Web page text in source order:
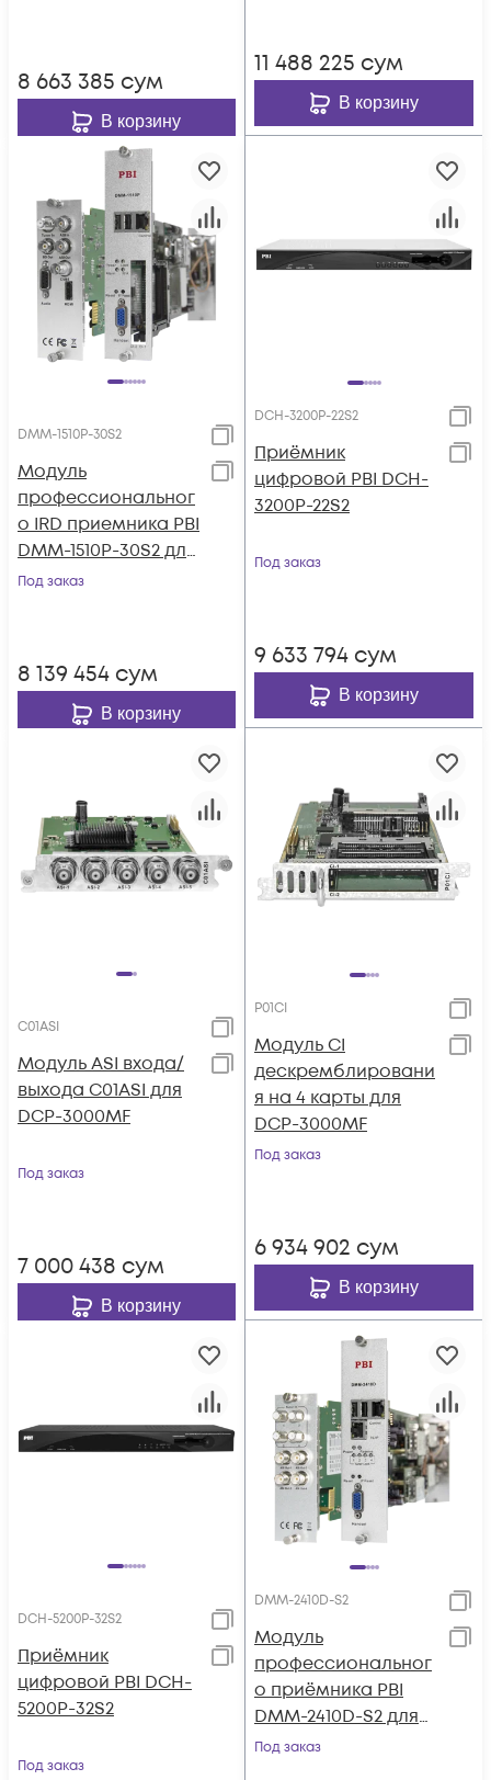
8 663 385 сум
В корзину
11 488 225 сум
В корзину
DMM-1510P-30S2
Модуль
профессиональног
о IRD приемника PBI
DMM-1510P-30S2 для
цифровой ГС PBI
Под заказ
8 139 454 сум
В корзину
DCH-3200P-22S2
Приёмник
цифровой PBI DCH-
3200P-22S2
Под заказ
9 633 794 сум
В корзину
C01ASI
Модуль ASI входа/
выхода C01ASI для
DCP-3000MF
Под заказ
7 000 438 сум
В корзину
P01CI
Модуль CI
дескремблировани
я на 4 карты для
DCP-3000MF
Под заказ
6 934 902 сум
В корзину
DCH-5200P-32S2
Приёмник
цифровой PBI DCH-
5200P-32S2
Под заказ
DMM-2410D-S2
Модуль
профессиональног
о приёмника PBI
DMM-2410D-S2 для
цифровой ГС PBI
Под заказ